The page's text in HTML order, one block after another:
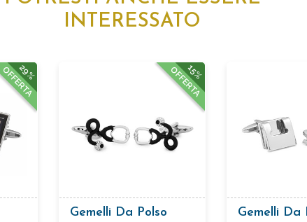
INTERESSATO
29%
OFFERTA 15%
OFFERTA
Gemelli Da Polso
Gemelli Da